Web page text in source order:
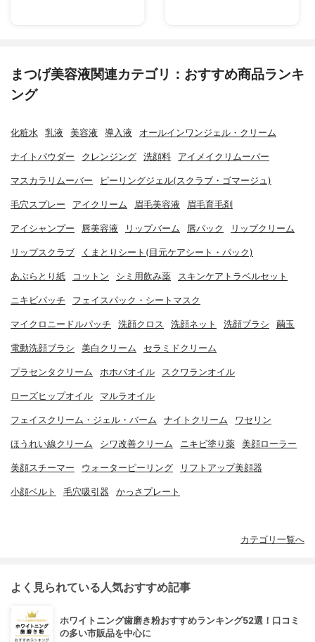
まつげ美容液関連カテゴリ：おすすめ商品ランキ
ング
化粧水 乳液 美容液 導入液 オールインワンジェル・クリーム
ナイトパウダー クレンジング 洗顔料 アイメイクリムーバー
マスカラリムーバー ピーリングジェル(スクラブ・ゴマージュ)
毛穴スプレー アイクリーム 眉毛美容液 眉毛育毛剤
アイシャンプー 唇美容液 リップバーム 唇パック リップクリーム
リップスクラブ くまとりシート(目元ケアシート・パック)
あぶらとり紙 コットン シミ用飲み薬 スキンケアトラベルセット
ニキビパッチ フェイスパック・シートマスク
マイクロニードルパッチ 洗顔クロス 洗顔ネット 洗顔ブラシ 繭玉
電動洗顔ブラシ 美白クリーム セラミドクリーム
プラセンタクリーム ホホバオイル スクワランオイル
ローズヒップオイル マルラオイル
フェイスクリーム・ジェル・バーム ナイトクリーム ワセリン
ほうれい線クリーム シワ改善クリーム ニキビ塗り薬 美顔ローラー
美顔スチーマー ウォーターピーリング リフトアップ美顔器
小顔ベルト 毛穴吸引器 かっさプレート
カテゴリ一覧へ
よく見られている人気おすすめ記事
ホワイトニング歯磨き粉おすすめランキング52選！口コミ
の多い市販品を中心に